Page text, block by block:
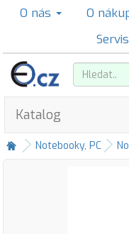
O nás O
Servis
Katalog
Notebooky, PC